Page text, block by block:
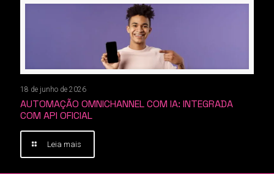
18 de junho de 2026
AUTOMAÇÃO OMNICHANNEL COM IA: INTEGRADA
COM API OFICIAL
Leia mais